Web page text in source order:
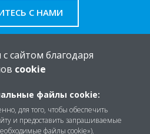
С НАМИ
сайтом благодаря
cookie
файлы cookie:
для того, чтобы обеспечить
и предоставить запрашиваемые
файлы cookie»).